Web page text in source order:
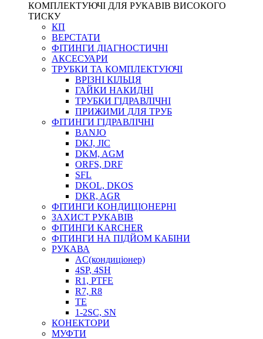
КОМПЛЕКТУЮЧІ ДЛЯ РУКАВІВ ВИСОКОГО
ТИСКУ
КП
ВЕРСТАТИ
ФІТИНГИ ДІАГНОСТИЧНІ
АКСЕСУАРИ
ТРУБКИ ТА КОМПЛЕКТУЮЧІ
ВРІЗНІ КІЛЬЦЯ
ГАЙКИ НАКИДНІ
ТРУБКИ ГІДРАВЛІЧНІ
ПРИЖИМИ ДЛЯ ТРУБ
ФІТИНГИ ГІДРАВЛІЧНІ
BANJO
DKJ, JIC
DKM, AGM
ORFS, DRF
SFL
DKOL, DKOS
DKR, AGR
ФІТИНГИ КОНДИЦІОНЕРНІ
ЗАХИСТ РУКАВІВ
ФІТИНГИ KARCHER
ФІТИНГИ НА ПІДЙОМ КАБІНИ
РУКАВА
AC(кондиціонер)
4SP, 4SH
R1, PTFE
R7, R8
TE
1-2SC, SN
КОНЕКТОРИ
МУФТИ